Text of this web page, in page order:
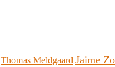
Thomas Meldgaard Jaime